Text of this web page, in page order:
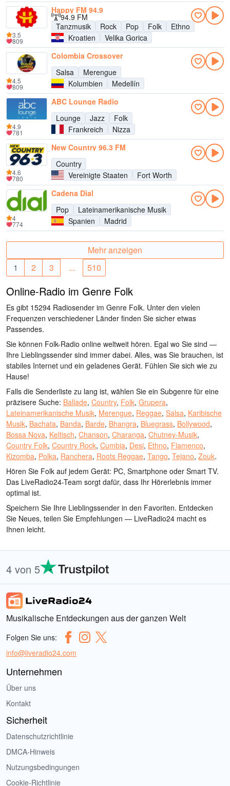
Happy FM 94.9
94.9 FM
Tanzmusik
Rock Pop Folk
Ethno
Kroatien
Velika Gorica
3.5
809
Colombia Crossover
Salsa
Merengue
Kolumbien
Medellín
4.5
809
ABC Lounge Radio
Lounge
Jazz
Folk
Frankreich
Nizza
4.9
781
New Country 96.3 FM
Country
Vereinigte Staaten
Fort Worth
4.6
780
Cadena Dial
Pop
Lateinamerikanische Musik
Spanien
Madrid
4
774
Mehr anzeigen
1
2 3 ... 510
Online-Radio im Genre Folk
Es gibt 15294 Radiosender im Genre Folk. Unter den vielen
Frequenzen verschiedener Länder finden Sie sicher etwas
Passendes.
Sie können Folk-Radio online weltweit hören. Egal wo Sie sind —
Ihre Lieblingssender sind immer dabei. Alles, was Sie brauchen, ist
stabiles Internet und ein geladenes Gerät. Fühlen Sie sich wie zu
Hause!
Falls die Senderliste zu lang ist, wählen Sie ein Subgenre für eine
präzisere Suche: Ballade, Country, Folk, Grupera,
Lateinamerikanische Musik, Merengue, Reggae, Salsa, Karibische
Musik, Bachata, Banda, Barde, Bhangra, Bluegrass, Bollywood,
Bossa Nova, Keltisch, Chanson, Charanga, Chutney-Musik,
Country Folk, Country Rock, Cumbia, Desi, Ethno, Flamenco,
Kizomba, Polka, Ranchera, Roots Reggae, Tango, Tejano, Zouk.
Hören Sie Folk auf jedem Gerät: PC, Smartphone oder Smart TV.
Das LiveRadio24-Team sorgt dafür, dass Ihr Hörerlebnis immer
optimal ist.
Speichern Sie Ihre Lieblingssender in den Favoriten. Entdecken
Sie Neues, teilen Sie Empfehlungen — LiveRadio24 macht es
Ihnen leicht.
4 von 5
Musikalische Entdeckungen aus der ganzen Welt
Folgen Sie uns:
info@liveradio24.com
Unternehmen
Über uns
Kontakt
Sicherheit
Datenschutzrichtlinie
DMCA-Hinweis
Nutzungsbedingungen
Cookie-Richtlinie